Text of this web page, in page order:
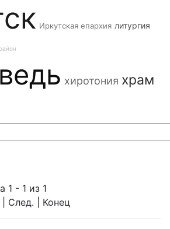
Иркутская епархия литургия
хиротония храм
1 - 1 из 1
| След. | Конец